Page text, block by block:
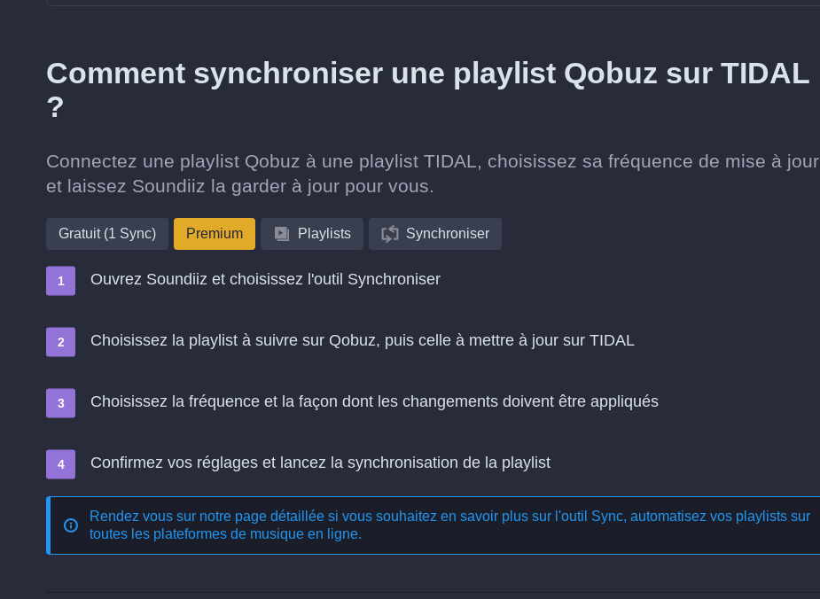
Comment synchroniser une playlist Qobuz sur TIDAL
?
Connectez une playlist Qobuz à une playlist TIDAL, choisissez sa fréquence de mise à jour
et laissez Soundiiz la garder à jour pour vous.
Gratuit (1 Sync) Premium Playlists Synchroniser
Ouvrez Soundiiz et choisissez l'outil Synchroniser
Choisissez la playlist à suivre sur Qobuz, puis celle à mettre à jour sur TIDAL
Choisissez la fréquence et la façon dont les changements doivent être appliqués
Confirmez vos réglages et lancez la synchronisation de la playlist
Rendez vous sur notre page détaillée si vous souhaitez en savoir plus sur l'outil Sync, automatisez vos playlists sur
toutes les plateformes de musique en ligne.